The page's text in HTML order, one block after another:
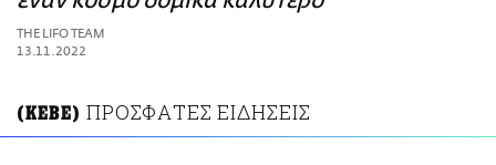
ΑΜΠΑ
PRINT
THE LIFO TEAM
13.11.2022
(ΚΕΒΕ) ΠΡΟΣΦΑΤΕΣ ΕΙΔΗΣΕΙΣ